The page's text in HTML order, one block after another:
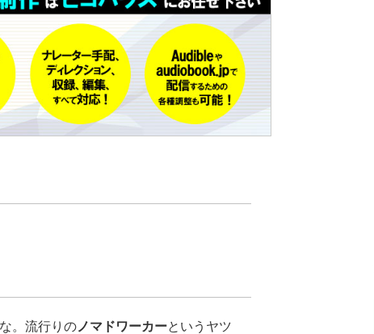
。流行りの ノマドワーカーというヤツ